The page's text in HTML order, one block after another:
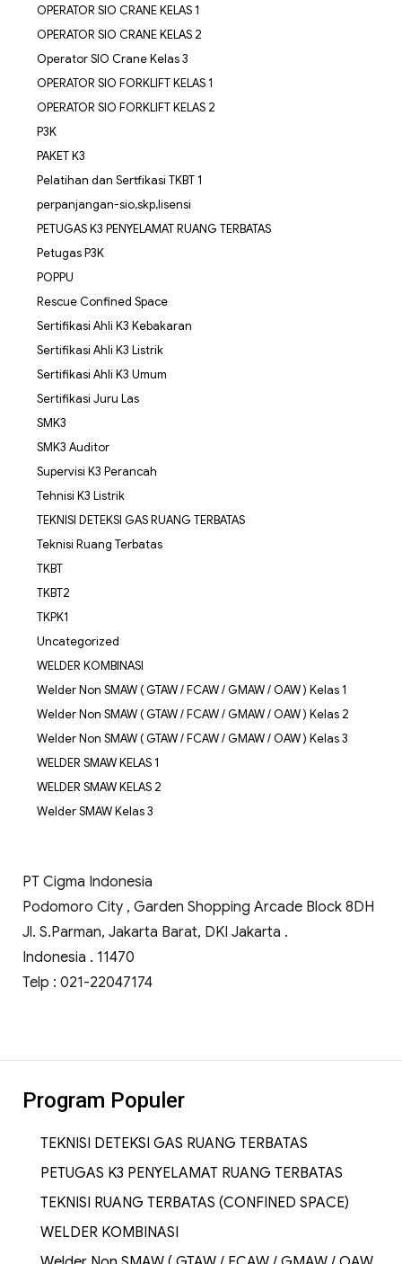
OPERATOR SIO CRANE KELAS 1
OPERATOR SIO CRANE KELAS 2
Operator SIO Crane Kelas 3
OPERATOR SIO FORKLIFT KELAS 1
OPERATOR SIO FORKLIFT KELAS 2
P3K
PAKET K3
Pelatihan dan Sertfikasi TKBT 1
perpanjangan-sio,skp,lisensi
PETUGAS K3 PENYELAMAT RUANG TERBATAS
Petugas P3K
POPPU
Rescue Confined Space
Sertifikasi Ahli K3 Kebakaran
Sertifikasi Ahli K3 Listrik
Sertifikasi Ahli K3 Umum
Sertifikasi Juru Las
SMK3
SMK3 Auditor
Supervisi K3 Perancah
Tehnisi K3 Listrik
TEKNISI DETEKSI GAS RUANG TERBATAS
Teknisi Ruang Terbatas
TKBT
TKBT2
TKPK1
Uncategorized
WELDER KOMBINASI
Welder Non SMAW ( GTAW / FCAW / GMAW / OAW ) Kelas 1
Welder Non SMAW ( GTAW / FCAW / GMAW / OAW ) Kelas 2
Welder Non SMAW ( GTAW / FCAW / GMAW / OAW ) Kelas 3
WELDER SMAW KELAS 1
WELDER SMAW KELAS 2
Welder SMAW Kelas 3
PT Cigma Indonesia
Podomoro City , Garden Shopping Arcade Block 8DH
Jl. S.Parman, Jakarta Barat, DKI Jakarta .
Indonesia . 11470
Telp : 021-22047174
Program Populer
TEKNISI DETEKSI GAS RUANG TERBATAS
PETUGAS K3 PENYELAMAT RUANG TERBATAS
TEKNISI RUANG TERBATAS (CONFINED SPACE)
WELDER KOMBINASI